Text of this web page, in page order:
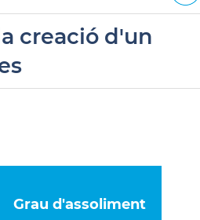
creació d'un
Grau d'assoliment